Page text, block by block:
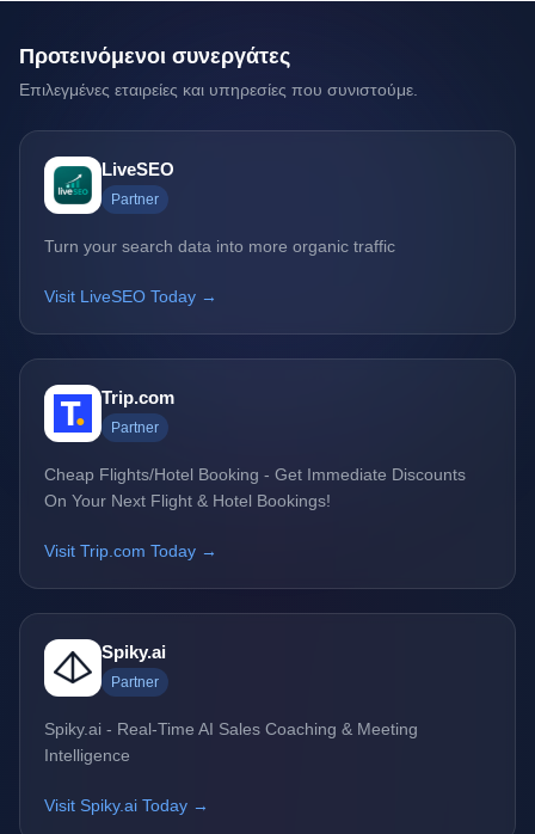
Προτεινόμενοι συνεργάτες
Επιλεγμένες εταιρείες και υπηρεσίες που συνιστούμε.
LiveSEO
Partner
Turn your search data into more organic traffic
Visit LiveSEO Today →
Trip.com
Partner
Cheap Flights/Hotel Booking - Get Immediate Discounts
On Your Next Flight & Hotel Bookings!
Visit Trip.com Today →
Spiky.ai
Partner
Spiky.ai - Real-Time AI Sales Coaching & Meeting
Intelligence
Visit Spiky.ai Today →